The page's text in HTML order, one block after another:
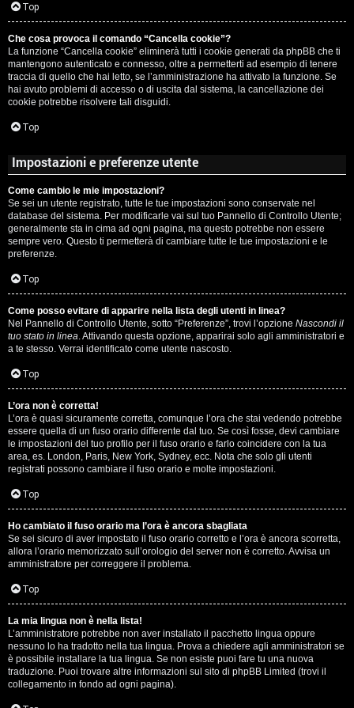
i
v
i
e
r
c
a
F
A
Q
Top
Che cosa provoca il comando “Cancella cookie”?
La funzione “Cancella cookie” eliminerà tutti i cookie generati da phpBB che ti
mantengono autenticato e connesso, oltre a permetterti ad esempio di tenere
traccia di quello che hai letto, se l’amministrazione ha attivato la funzione. Se
hai avuto problemi di accesso o di uscita dal sistema, la cancellazione dei
cookie potrebbe risolvere tali disguidi.
Top
Impostazioni e preferenze utente
Come cambio le mie impostazioni?
Se sei un utente registrato, tutte le tue impostazioni sono conservate nel
database del sistema. Per modificarle vai sul tuo Pannello di Controllo Utente;
generalmente sta in cima ad ogni pagina, ma questo potrebbe non essere
sempre vero. Questo ti permetterà di cambiare tutte le tue impostazioni e le
preferenze.
Top
Come posso evitare di apparire nella lista degli utenti in linea?
Nel Pannello di Controllo Utente, sotto “Preferenze”, trovi l’opzione Nascondi il
tuo stato in linea. Attivando questa opzione, apparirai solo agli amministratori e
a te stesso. Verrai identificato come utente nascosto.
Top
L’ora non è corretta!
L’ora è quasi sicuramente corretta, comunque l’ora che stai vedendo potrebbe
essere quella di un fuso orario differente dal tuo. Se così fosse, devi cambiare
le impostazioni del tuo profilo per il fuso orario e farlo coincidere con la tua
area, es. London, Paris, New York, Sydney, ecc. Nota che solo gli utenti
registrati possono cambiare il fuso orario e molte impostazioni.
Top
Ho cambiato il fuso orario ma l’ora è ancora sbagliata
Se sei sicuro di aver impostato il fuso orario corretto e l’ora è ancora scorretta,
allora l’orario memorizzato sull’orologio del server non è corretto. Avvisa un
amministratore per correggere il problema.
Top
La mia lingua non è nella lista!
L’amministratore potrebbe non aver installato il pacchetto lingua oppure
nessuno lo ha tradotto nella tua lingua. Prova a chiedere agli amministratori se
è possibile installare la tua lingua. Se non esiste puoi fare tu una nuova
traduzione. Puoi trovare altre informazioni sul sito di phpBB Limited (trovi il
collegamento in fondo ad ogni pagina).
c
a
:
C
D
V
i
n
i
l
i
/
D
i
g
i
t
a
l
S
t
o
r
e
: